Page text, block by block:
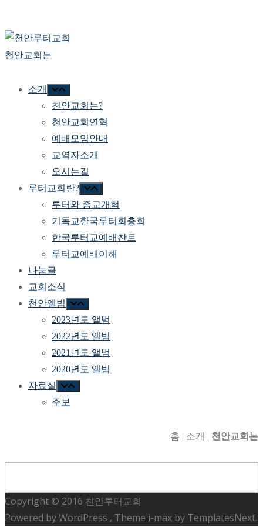
천안교회는
소개
천안교회는?
천안교회연혁
예배모임안내
교역자소개
오시는길
루터교회란?
루터와 종교개혁
기독교한국루터회총회
한국루터교예배찬트
루터교예배이해
나눔글
교회소식
천안앨범
2023년도 앨범
2022년도 앨범
2021년도 앨범
2020년도 앨범
자료실
주보
홈 | 소개 | 천안교회는
Copyright © 2016 천안루터교회
Powered by WordPress , Theme i-max by TemplatesNext.